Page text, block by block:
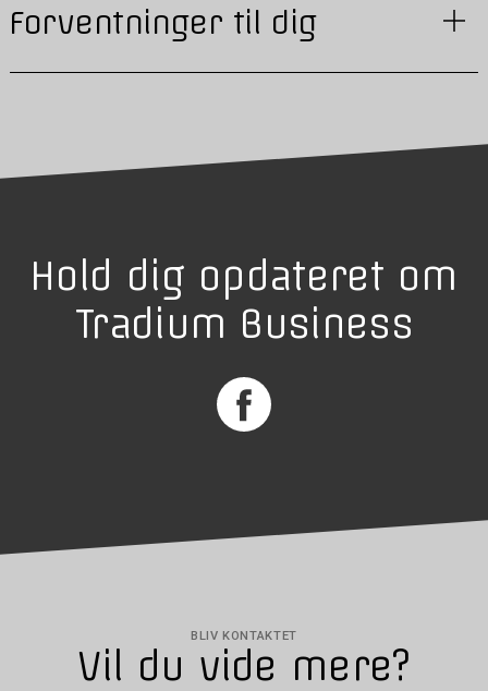
Forventninger til dig
Hold dig opdateret om
Tradium Business
BLIV KONTAKTET
Vil du vide mere?